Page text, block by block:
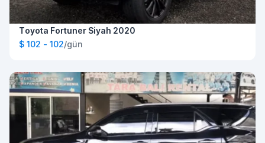
Toyota Fortuner Siyah 2020
$ 102 - 102/gün